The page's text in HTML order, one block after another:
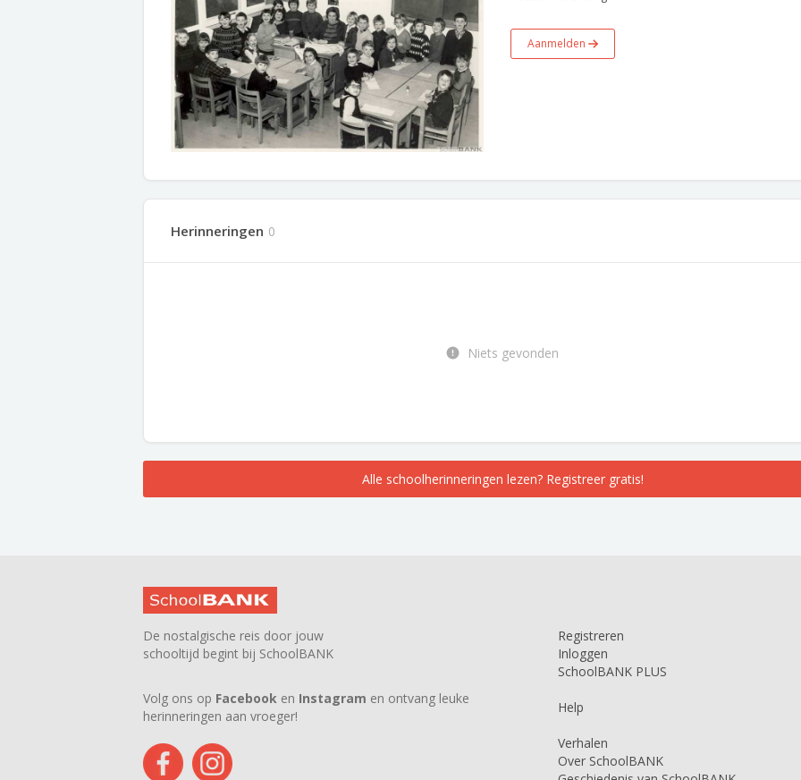
Aanmelden
Herinneringen 0
Niets gevonden
Alle schoolherinneringen lezen? Registreer gratis!
De nostalgische reis door jouw
schooltijd begint bij SchoolBANK
Volg ons op Facebook en Instagram en ontvang leuke
herinneringen aan vroeger!
Registreren
Inloggen
SchoolBANK PLUS
Help
Verhalen
Over SchoolBANK